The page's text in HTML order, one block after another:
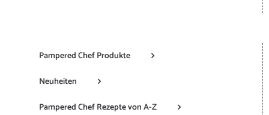
Pampered Chef Produkte
Neuheiten
Pampered Chef Rezepte von A-Z